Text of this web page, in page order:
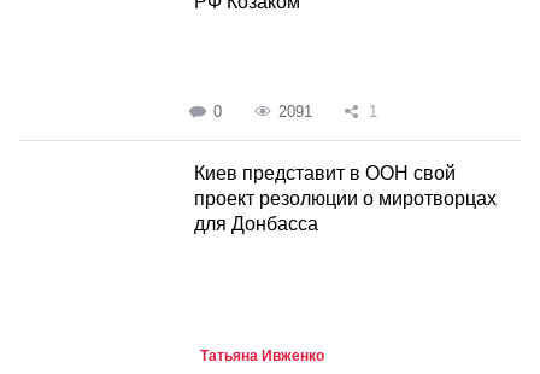
0 2091 1
Киев представит в ООН свой
проект резолюции о миротворцах
для Донбасса
Татьяна Ивженко